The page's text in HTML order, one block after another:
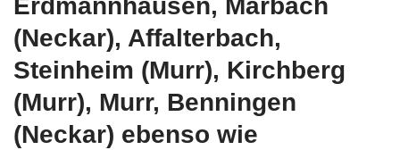
Erdmannhausen, Marbach
(Neckar), Affalterbach,
Steinheim (Murr), Kirchberg
(Murr), Murr, Benningen
(Neckar) ebenso wie